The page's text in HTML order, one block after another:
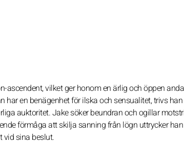
ascendent, vilket ger honom en ärlig och öppen
har en benägenhet för ilska och sensualitet, trivs
auktoritet. Jake söker beundran och ogillar
förmåga att skilja sanning från lögn uttrycker
vid sina beslut.